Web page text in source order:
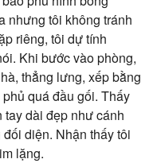
nhưng tôi không tránh
riêng, tôi dự tính
Khi bước vào phòng,
thẳng lưng, xếp bằng
quá đầu gối. Thấy
tay dài đẹp như cánh
diện. Nhận thấy tôi
lặng.